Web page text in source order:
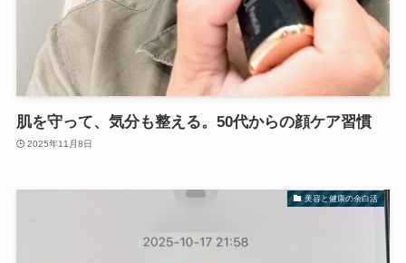
肌を守って、気分も整える。50代からの顔ケア習慣
2025年11月8日
美容と健康の余白活